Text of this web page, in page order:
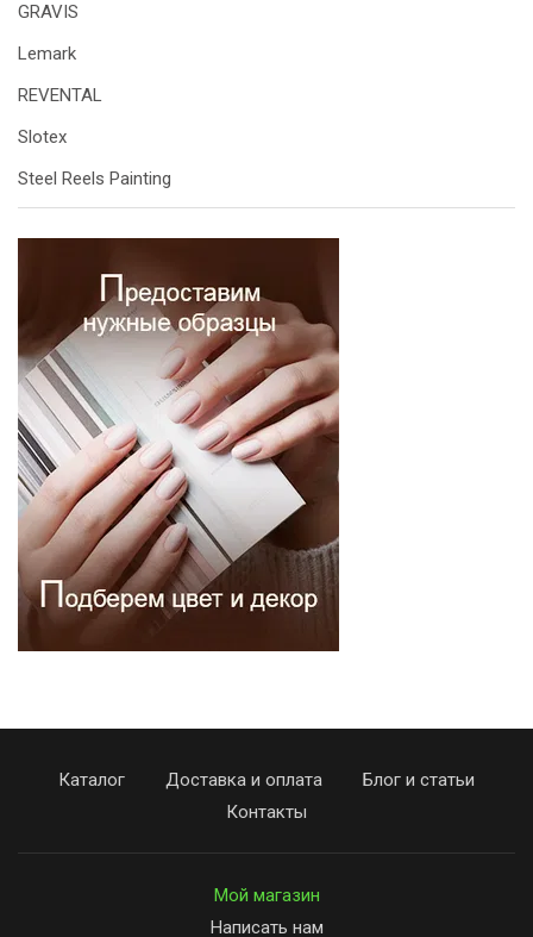
GRAVIS
Lemark
REVENTAL
Slotex
Steel Reels Painting
Каталог Доставка и оплата
Блог и статьи
Контакты
Мой магазин
Написать нам